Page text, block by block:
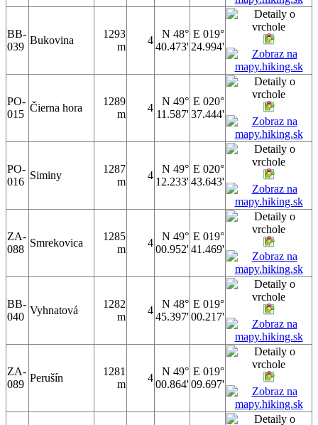
BB-
039
Bukovina
1293
m
4
N 48°
40.473'
E 019°
24.994'
PO-
015
Čierna hora
1289
m
4
N 49°
11.587'
E 020°
37.444'
PO-
016
Siminy
1287
m
4
N 49°
12.233'
E 020°
43.643'
ZA-
088
Smrekovica
1285
m
4
N 49°
00.952'
E 019°
41.469'
BB-
040
Vyhnatová
1282
m
4
N 48°
45.397'
E 019°
00.217'
ZA-
089
Perušín
1281
m
4
N 49°
00.864'
E 019°
09.697'